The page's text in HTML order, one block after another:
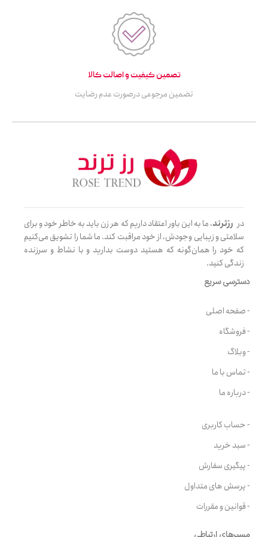
تصمین کیفیت و اصالت کالا
تضمین مرجوعی درصورت عدم رضایت
در رزترند، ما به این باور اعتقاد داریم که هر زن باید به خاطر خود و برای
سلامتی و زیبایی وجودش، از خود مراقبت کند. ما شما را تشویق می‌کنیم
که خود را همان‌گونه که هستید دوست بدارید و با نشاط و سرزنده
زندگی کنید.
دسترسی سریع
- صفحه اصلی
- فروشگاه
- وبلاگ
- تماس با ما
- درباره ما
- حساب کاربری
- سبد خرید
- پیگیری سفارش
- پرسش های متداول
- قوانین و مقررات